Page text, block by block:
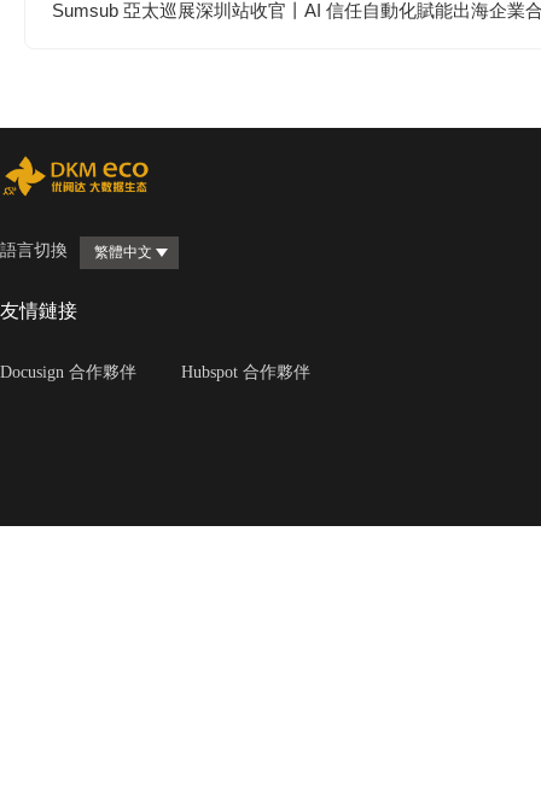
Sumsub 亞太巡展深圳站收官丨AI 信任自動化賦能出海企業
語言切換 繁體中文
友情鏈接
Docusign 合作夥伴 Hubspot 合作夥伴